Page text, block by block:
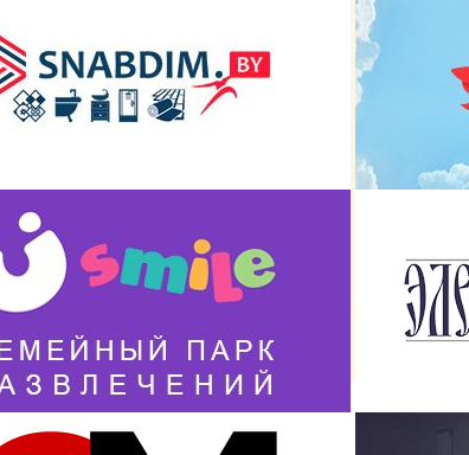
Интернет-магазин Snabdim.by
Разработка сайта «Usmile.by»